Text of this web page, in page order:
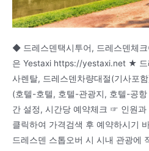
◆ 드레스덴택시투어, 드레스덴체
은 Yestaxi https://yestaxi.net ★ 드
사렌탈, 드레스덴차량대절(기사포
(호텔-호텔, 호텔-관광지, 호텔-공
간 설정, 시간당 예약체크 ☞ 인원
클릭하여 가격검색 후 예약하시기
드레스덴 스톱오버 시 시내 관광에